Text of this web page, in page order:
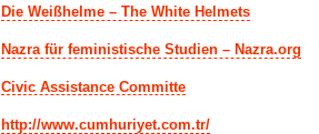
Die Weißhelme – The White Helmets
Nazra für feministische Studien – Nazra.org
Civic Assistance Committe
http://www.cumhuriyet.com.tr/